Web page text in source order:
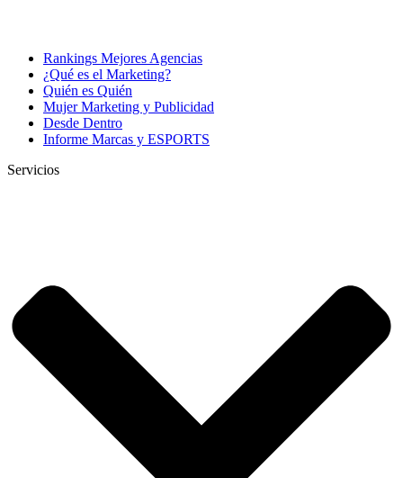
Rankings Mejores Agencias
¿Qué es el Marketing?
Quién es Quién
Mujer Marketing y Publicidad
Desde Dentro
Informe Marcas y ESPORTS
Servicios